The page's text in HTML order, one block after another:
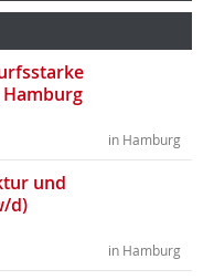
in Hamburg
und
d)
in Hamburg